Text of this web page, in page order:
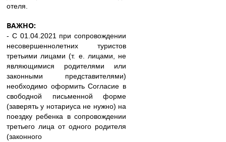
отеля.
ВАЖНО:
- С 01.04.2021 при сопровождении
несовершеннолетних туристов
третьими лицами (т. е. лицами, не
являющимися родителями или
законными представителями)
необходимо оформить Согласие в
свободной письменной форме
(заверять у нотариуса не нужно) на
поездку ребенка в сопровождении
третьего лица от одного родителя
(законного